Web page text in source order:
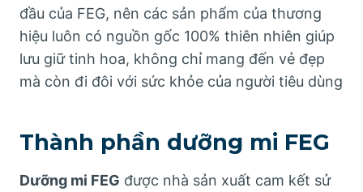
đầu của FEG, nên các sản phẩm của thương
hiệu luôn có nguồn gốc 100% thiên nhiên giúp
lưu giữ tinh hoa, không chỉ mang đến vẻ đẹp
mà còn đi đôi với sức khỏe của người tiêu dùng
Thành phần dưỡng mi FEG
Dưỡng mi FEG được nhà sản xuất cam kết sử